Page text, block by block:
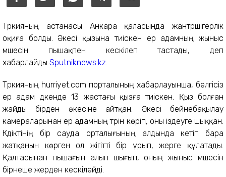
Түркияның астанасы Анкара қаласында жантүршігерлік
оқиға болды. Әкесі қызына тиіскен ер адамның жыныс
мүшесін пышақпен кескілеп тастады, деп
хабарлайды Sputniknews.kz.
Түркияның hurriyet.com порталының хабарлауынша, белгісіз
ер адам дүкенде 13 жастағы қызға тиіскен. Қыз болған
жайды бірден әкесіне айтқан. Әкесі бейнебақылау
камераларынан ер адамның түрін көріп, оны іздеуге шыққан.
Күдіктінің бір сауда орталығының алдында кетіп бара
жатқанын көрген ол жігітті бір ұрып, жерге құлатады.
Қалтасынан пышағын алып шығып, оның жыныс мүшесін
бірнеше жерден кескілейді.